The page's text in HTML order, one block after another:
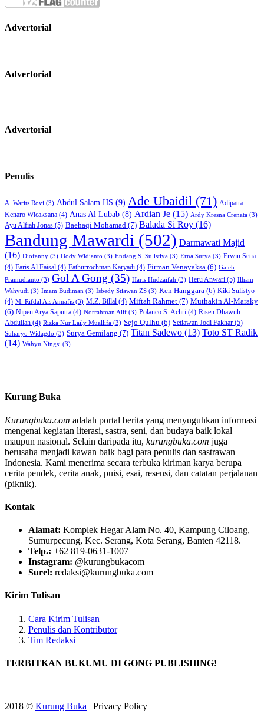
Advertorial
Advertorial
Advertorial
Penulis
A. Warits Rovi (3) Abdul Salam HS (9) Ade Ubaidil (71) Adipatra
Kenaro Wicaksana (4) Anas Al Lubab (8) Ardian Je (15) Ardy Kresna Crenata (3)
Ayu Alfiah Jonas (5) Baehaqi Mohamad (7) Balada Si Roy (16)
Bandung Mawardi (502) Darmawati Majid
(16) Diofanny (3) Dody Widianto (3) Endang S. Sulistiya (3) Erna Surya (3) Erwin Setia
(4) Faris Al Faisal (4) Fathurrochman Karyadi (4) Firman Venayaksa (6) Galeh
Pramudianto (3) Gol A Gong (35) Haris Hudzaifah (3) Heru Anwari (5) Ilham
Wahyudi (3) Imam Budiman (3) Isbedy Stiawan ZS (3) Ken Hanggara (6) Kiki Sulistyo
(4) M. Rifdal Ais Annafis (3) M.Z. Billal (4) Miftah Rahmet (7) Muthakin Al-Maraky
(6) Nipen Arya Saputra (4) Norrahman Alif (3) Polanco S. Achri (4) Risen Dhawuh
Abdullah (4) Rizka Nur Laily Muallifa (3) Sejo Qulhu (6) Setiawan Jodi Fakhar (5)
Suharyo Widagdo (3) Surya Gemilang (7) Titan Sadewo (13) Toto ST Radik
(14) Wahyu Ningsi (3)
Kurung Buka
Kurungbuka.com adalah portal berita yang menyuguhkan informasi
mengenai kegiatan literasi, sastra, seni, dan budaya baik lokal
maupun nasional. Selain daripada itu, kurungbuka.com juga
berusaha menjadi kawan baik bagi para penulis dan sastrawan
Indonesia. Kami menerima secara terbuka kiriman karya berupa
cerita pendek, cerita anak, puisi, esai, resensi, dan catatan perjalanan
(piknik).
Kontak
Alamat: Komplek Hegar Alam No. 40, Kampung Ciloang,
Sumurpecung, Kec. Serang, Kota Serang, Banten 42118.
Telp.: +62 819-0631-1007
Instagram: @kurungbukacom
Surel: redaksi@kurungbuka.com
Kirim Tulisan
Cara Kirim Tulisan
Penulis dan Kontributor
Tim Redaksi
TERBITKAN BUKUMU DI GONG PUBLISHING!
2018 © Kurung Buka | Privacy Policy